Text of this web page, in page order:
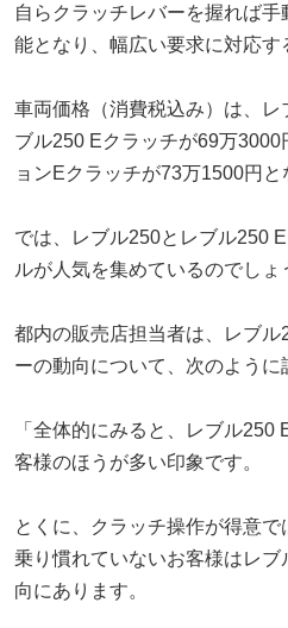
自らクラッチレバーを握れば
能となり、幅広い要求に対応す
車両価格（消費税込み）は、
ブル250 Eクラッチが69万
ョンEクラッチが73万1500円と
では、レブル250とレブル250
ルが人気を集めているのでしょ
都内の販売店担当者は、レブ
ーの動向について、次のように
「全体的にみると、レブル250
客様のほうが多い印象です。
とくに、クラッチ操作が得意
乗り慣れていないお客様はレ
向にあります。